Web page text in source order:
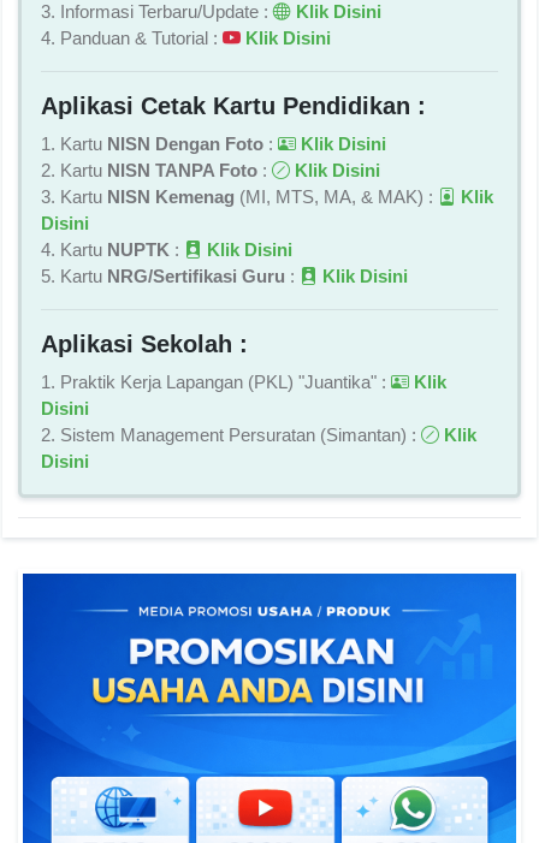
3. Informasi Terbaru/Update :
Klik Disini
4. Panduan & Tutorial :
Klik Disini
Aplikasi Cetak Kartu Pendidikan :
1. Kartu NISN Dengan Foto :
Klik Disini
2. Kartu NISN TANPA Foto :
Klik Disini
3. Kartu NISN Kemenag (MI, MTS, MA, & MAK) :
Klik
Disini
4. Kartu NUPTK :
Klik Disini
5. Kartu NRG/Sertifikasi Guru : Klik Disini
Aplikasi Sekolah :
1. Praktik Kerja Lapangan (PKL) "Juantika" :
Klik
Disini
2. Sistem Management Persuratan (Simantan) :
Klik
Disini